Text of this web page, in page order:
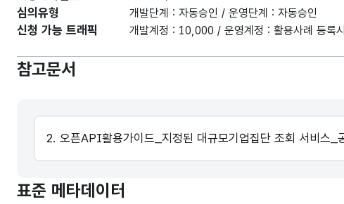
심의유형 개발단계 : 자동승인 / 운영단계 : 자동승인
신청 가능 트래픽 개발계정 : 10,000 / 운영계정 : 활용사례 등록
참고문서
2. 오픈API활용가이드_지정된 대규모기업집단 조회 서비스_
표준 메타데이터